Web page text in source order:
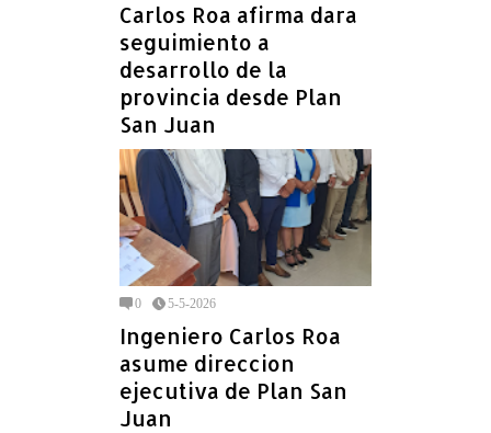
Carlos Roa afirma dara
seguimiento a
desarrollo de la
provincia desde Plan
San Juan
0 5-5-2026
Ingeniero Carlos Roa
asume direccion
ejecutiva de Plan San
Juan